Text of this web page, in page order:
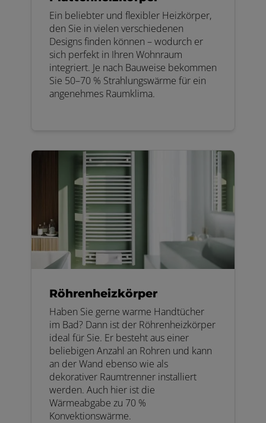
Ein beliebter und flexibler Heizkörper,
den Sie in vielen verschiedenen
Designs finden können – wodurch er
sich perfekt in Ihren Wohnraum
integriert. Je nach Bauweise bekommen
Sie 50–70 % Strahlungswärme für ein
angenehmes Raumklima.
Röhrenheizkörper
Haben Sie gerne warme Handtücher
im Bad? Dann ist der Röhrenheizkörper
ideal für Sie. Er besteht aus einer
beliebigen Anzahl an Rohren und kann
an der Wand ebenso wie als
dekorativer Raumtrenner installiert
werden. Auch hier ist die
Wärmeabgabe zu 70 %
Konvektionswärme.